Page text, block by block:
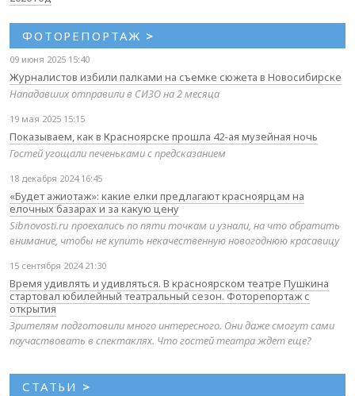
ФОТОРЕПОРТАЖ >
09 июня 2025 15:40
Журналистов избили палками на съемке сюжета в Новосибирске
Нападавших отправили в СИЗО на 2 месяца
19 мая 2025 15:15
Показываем, как в Красноярске прошла 42-ая музейная ночь
Гостей угощали печеньками с предсказанием
18 декабря 2024 16:45
«Будет ажиотаж»: какие елки предлагают красноярцам на
елочных базарах и за какую цену
Sibnovosti.ru проехались по пяти точкам и узнали, на что обратить
внимание, чтобы не купить некачественную новогоднюю красавицу
15 сентября 2024 21:30
Время удивлять и удивляться. В красноярском театре Пушкина
стартовал юбилейный театральный сезон. Фоторепортаж с
открытия
Зрителям подготовили много интересного. Они даже смогут сами
поучаствовать в спектаклях. Что гостей театра ждет еще?
СТАТЬИ >